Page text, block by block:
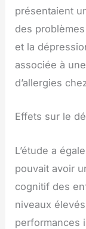
présentaient
des
et la
associée à
d’allergies
Effets sur le
L’étude a
pouvait avoir
cognitif des
niveaux
performances